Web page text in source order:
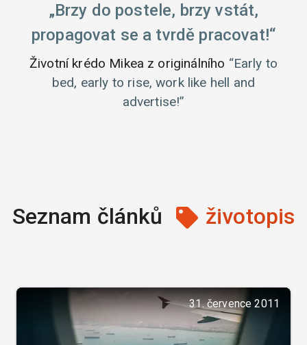
Brzy do postele, brzy vstát,
propagovat se a tvrdě pracovat!
Životní krédo Mikea z originálního Early to
bed, early to rise, work like hell and
advertise!
Seznam článků životopis
31. července 2011